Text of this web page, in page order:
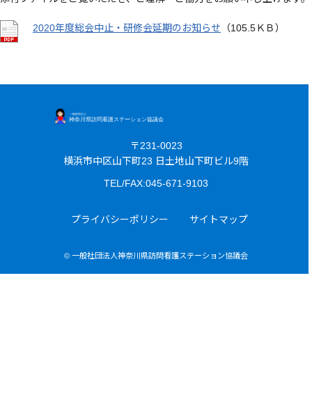
2020年度総会中止・研修会延期のお知らせ （105.5ＫＢ）
〒231-0023
横浜市中区山下町23 日土地山下町ビル9階
TEL/FAX:045-671-9103
プライバシーポリシー サイトマップ
© 一般社団法人神奈川県訪問看護ステーション協議会